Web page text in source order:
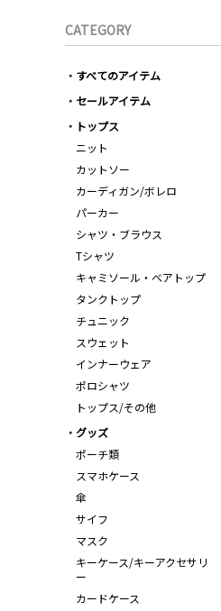
CATEGORY
すべてのアイテム
セールアイテム
トップス
ニット
カットソー
カーディガン/ボレロ
パーカー
シャツ・ブラウス
Tシャツ
キャミソール・ベアトップ
タンクトップ
チュニック
スウェット
インナーウェア
ポロシャツ
トップス/その他
グッズ
ポーチ類
スマホケース
傘
サイフ
マスク
キーケース/キーアクセサリ
ー
カードケース